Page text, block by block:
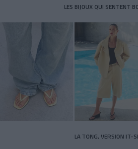
LES BIJOUX QUI SENTENT
LA TONG, VERSION IT-